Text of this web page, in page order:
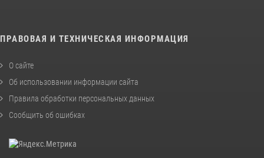
ПРАВОВАЯ И ТЕХНИЧЕСКАЯ ИНФОРМАЦИЯ
О сайте
Об использовании информации сайта
Правила обработки персональных данных
Сообщить об ошибках